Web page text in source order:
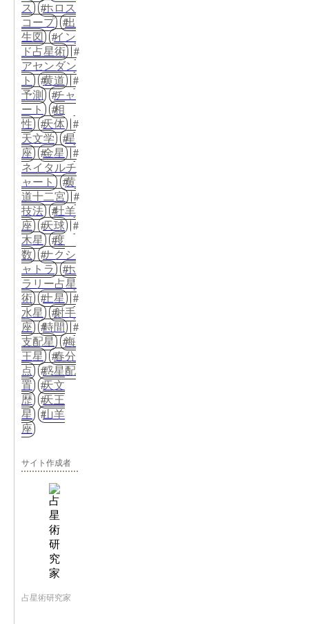
ス
ホロス
コープ
出
生図
イン
ド占星術
アセンダン
ト
黄道
予測
チャ
ート
相
性
天体
天文学
星
座
金星
ネイタルチ
ャート
黄
道十二宮
技法
牡羊
座
天球
木星
度
数
ナクシ
ャトラ
ホ
ラリー占星
術
土星
水星
射手
座
時間
支配星
海
王星
春分
点
惑星配
置
天文
歴
天王
星
山羊
座
サイト作成者
占星術研究家